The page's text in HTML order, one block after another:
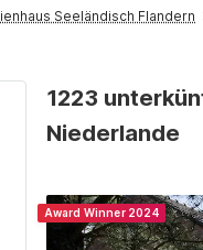
Seeländisch Flandern
1223
Niederlande
Award Winner 2024